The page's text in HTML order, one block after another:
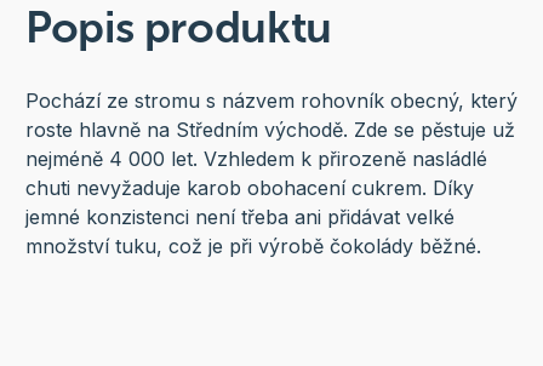
Popis produktu
Pochází ze stromu s názvem rohovník obecný, který
roste hlavně na Středním východě. Zde se pěstuje už
nejméně 4 000 let. Vzhledem k přirozeně nasládlé
chuti nevyžaduje karob obohacení cukrem. Díky
jemné konzistenci není třeba ani přidávat velké
množství tuku, což je při výrobě čokolády běžné.